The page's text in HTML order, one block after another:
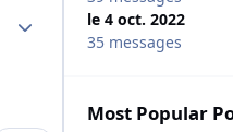
Author statsle 4 oct. 2022
35 messages
Most Popular